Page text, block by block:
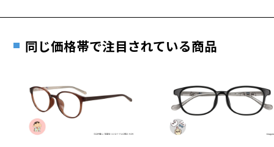
30.1g
※着脱式サングラス：デモレンズ、アタッチメント込みの重さ
タイプ
す。
実店舗で度数を測定いただけます
お近くのZoff実店舗にて度数を測定いただけます（無料）。
その際は記入用紙をダウンロードしてお使いください。
同じ価格帯で注目されている商品